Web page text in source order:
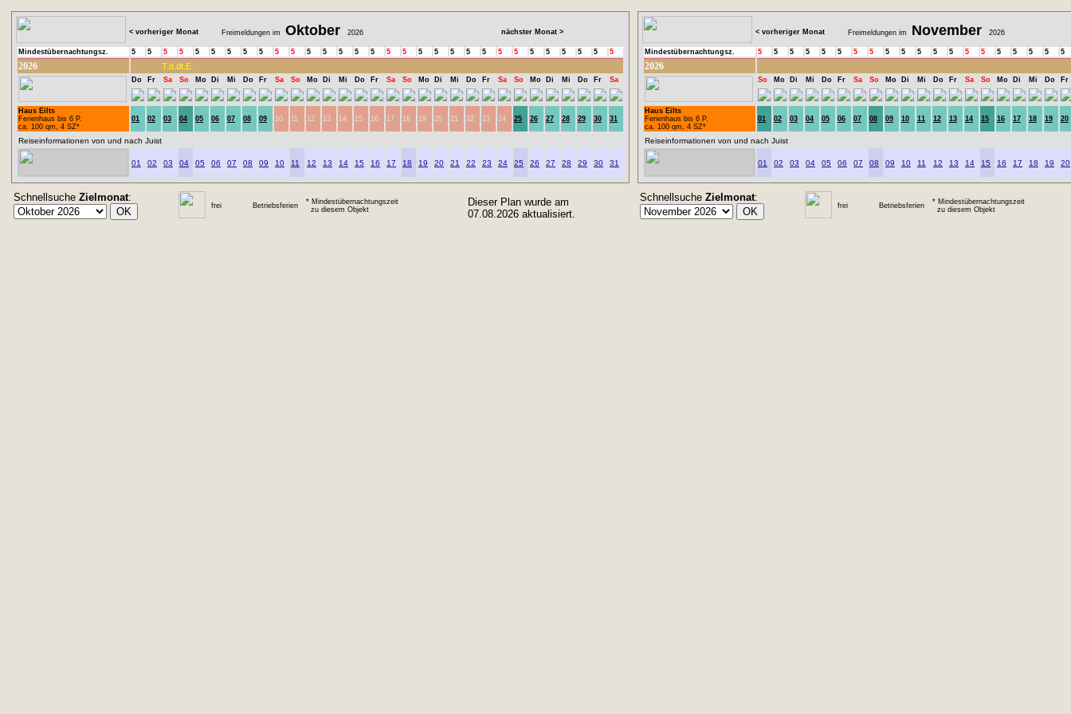
< vorheriger Monat Freimeldungen im Oktober 2026 nächster Monat >
Mindestübernachtungsz. 5 5 5 5 5 5 5 5 5 5 5 5 5 5 5 5 5 5 5 5 5 5 5 5 5 5 5 5 5 5 5
2026 T.d.dt.E.
Do Fr Sa So Mo Di Mi Do Fr Sa So Mo Di Mi Do Fr Sa So Mo Di Mi Do Fr Sa So Mo Di Mi Do Fr Sa
Haus Eilts
Ferienhaus bis 6 P.
ca. 100 qm, 4 SZ*
01 02 03 04 05 06 07 08 09 10 11 12 13 14 15 16 17 18 19 20 21 22 23 24 25 26 27 28 29 30 31
Reiseinformationen von und nach Juist
01 02 03 04 05 06 07 08 09 10 11 12 13 14 15 16 17 18 19 20 21 22 23 24 25 26 27 28 29 30 31
Schnellsuche Zielmonat:
frei Betriebsferien
* Mindestübernachtungszeit
zu diesem Objekt
Dieser Plan wurde am
07.08.2026 aktualisiert.
< vorheriger Monat Freimeldungen im November 2026
Mindestübernachtungsz. 5 5 5 5 5 5 5 5 5 5 5 5 5 5 5 5 5 5 5 5
2026
So Mo Di Mi Do Fr Sa So Mo Di Mi Do Fr Sa So Mo Di Mi Do Fr
Haus Eilts
Ferienhaus bis 6 P.
ca. 100 qm, 4 SZ*
01 02 03 04 05 06 07 08 09 10 11 12 13 14 15 16 17 18 19 20
Reiseinformationen von und nach Juist
01 02 03 04 05 06 07 08 09 10 11 12 13 14 15 16 17 18 19 20
Schnellsuche Zielmonat:
frei Betriebsferien
* Mindestübernachtungszeit
zu diesem Objekt